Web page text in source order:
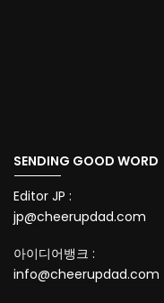
SENDING GOOD WORD
Editor JP :
jp@cheerupdad.com
아이디어뱅크 :
info@cheerupdad.com